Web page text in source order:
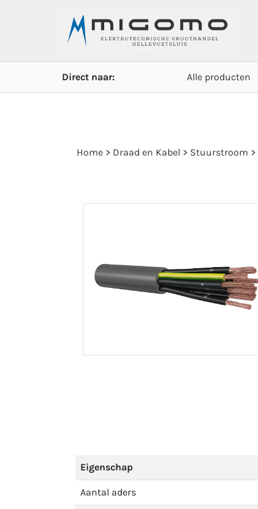
Direct naar: Alle producten
Home > Draad en Kabel > Stuurstroom >
Eigenschap
Aantal aders